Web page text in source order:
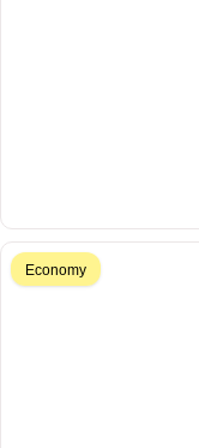
Economy